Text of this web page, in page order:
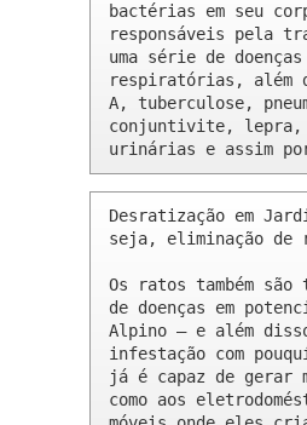
bactérias em seu
responsáveis pela
uma série de doenças
respiratórias, além
A, tuberculose,
conjuntivite, lepra,
urinárias e assim
Desratização em
seja, eliminação de
Os ratos também são
de doenças em
Alpino – e além
infestação com
já é capaz de gerar
como aos